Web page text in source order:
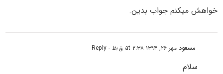
خواهش میکنم جواب بدین.
مسعودمهر ۲۶, ۱۳۹۴ at ۲:۳۸ ق٫ظ - Reply
سلام